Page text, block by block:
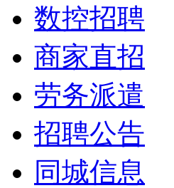
数控招聘
商家直招
劳务派遣
招聘公告
同城信息